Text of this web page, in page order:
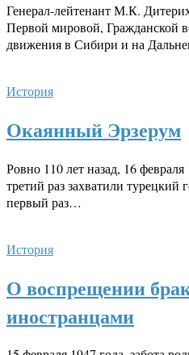
Генерал-лейтенант М.К.
Первой мировой, Гражданской
движения в Сибири и на
История
Окаянный Эрзерум
Ровно 110 лет назад, 16
третий раз захватили турецкий
первый раз…
История
О воспрещении
иностранцами